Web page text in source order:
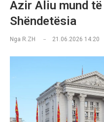
Azir Aliu mund
Shëndetësia
Nga R.ZH 21.06.2026 14:20